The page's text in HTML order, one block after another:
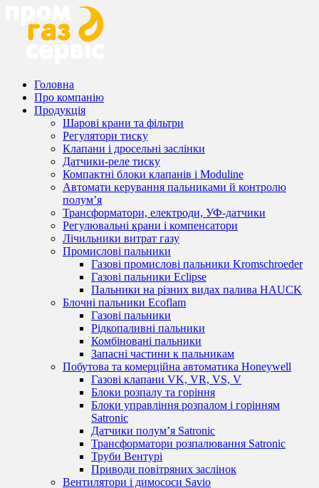
Головна
Про компанію
Продукція
Шарові крани та фільтри
Регулятори тиску
Клапани і дросельні заслінки
Датчики-реле тиску
Компактні блоки клапанів і Moduline
Автомати керування пальниками й контролю
полум’я
Трансформатори, електроди, УФ-датчики
Регулювальні крани і компенсатори
Лічильники витрат газу
Промислові пальники
Газові промислові пальники Kromschroeder
Газові пальники Eclipse
Пальники на різних видах палива HAUCK
Блочні пальники Ecoflam
Газові пальники
Рідкопаливні пальники
Комбіновані пальники
Запасні частини к пальникам
Побутова та комерційна автоматика Honeywell
Газові клапани VK, VR, VS, V
Блоки розпалу та горіння
Блоки управління розпалом і горінням
Satronic
Датчики полум’я Satronic
Трансформатори розпалювання Satronic
Труби Вентурі
Приводи повітряних заслінок
Вентилятори і димососи Savio